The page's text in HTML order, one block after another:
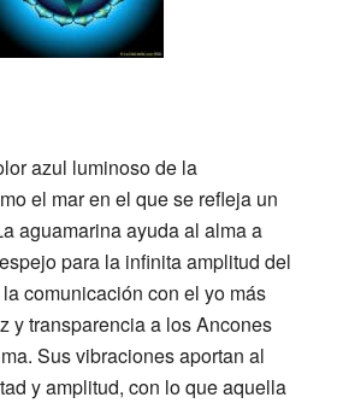
azul luminoso de la
el mar en el que se refleja un
aguamarina ayuda al alma a
para la infinita amplitud del
comunicación con el yo más
y transparencia a los Ancones
Sus vibraciones aportan al
y amplitud, con lo que aquella